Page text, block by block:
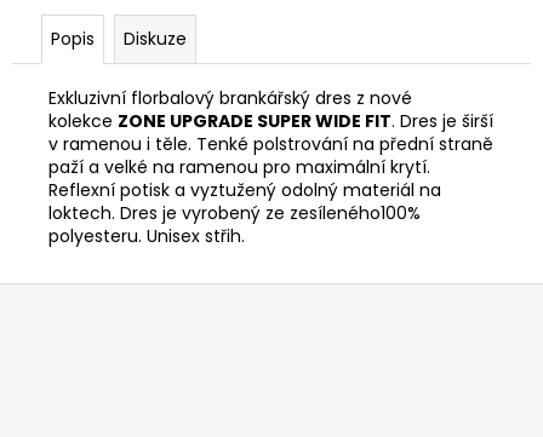
Popis Diskuze
Exkluzivní florbalový brankářský dres z nové
kolekce ZONE UPGRADE SUPER WIDE FIT. Dres je širší
v ramenou i těle. Tenké polstrování na přední straně
paží a velké na ramenou pro maximální krytí.
Reflexní potisk a vyztužený odolný materiál na
loktech. Dres je vyrobený ze zesíleného100%
polyesteru. Unisex střih.
Z